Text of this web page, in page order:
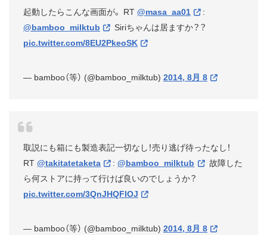
起動したらこんな画面が。 RT @masa_aa01
:
@bamboo_milktub
Siriちゃんは居ますか？？
pic.twitter.com/8EU2PkeoSK
— bamboo（等） (@bamboo_milktub) 2014, 8月 8
取説にも箱にも製造表記一切なし！売り逃げ待ったなし！
RT @takitatetaketa :@bamboo_milktub
故障した
ら何ストアに持って行けば良いのでしょうか？
pic.twitter.com/3QnJHQFIOJ
— bamboo（等） (@bamboo_milktub) 2014, 8月 8